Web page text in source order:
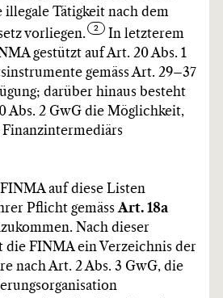
Tätigkeit nach dem
vorliegen.
In letzterem
gestützt auf Art. 20 Abs. 1
gemäss Art. 29–37
darüber hinaus besteht
Abs. 2 GwG die Möglichkeit,
Finanzintermediärs
auf diese Listen
Pflicht gemäss Art. 18a
Nach dieser
die FINMA ein Verzeichnis der
nach Art. 2 Abs. 3 GwG, die